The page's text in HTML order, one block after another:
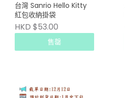
台灣 Sanrio Hello Kitty
紅包收納掛袋
HKD $53.00
售罄